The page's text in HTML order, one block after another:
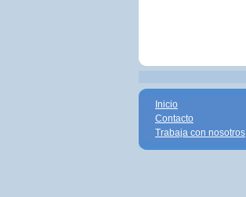
Inicio
Contacto
Trabaja con nosotros